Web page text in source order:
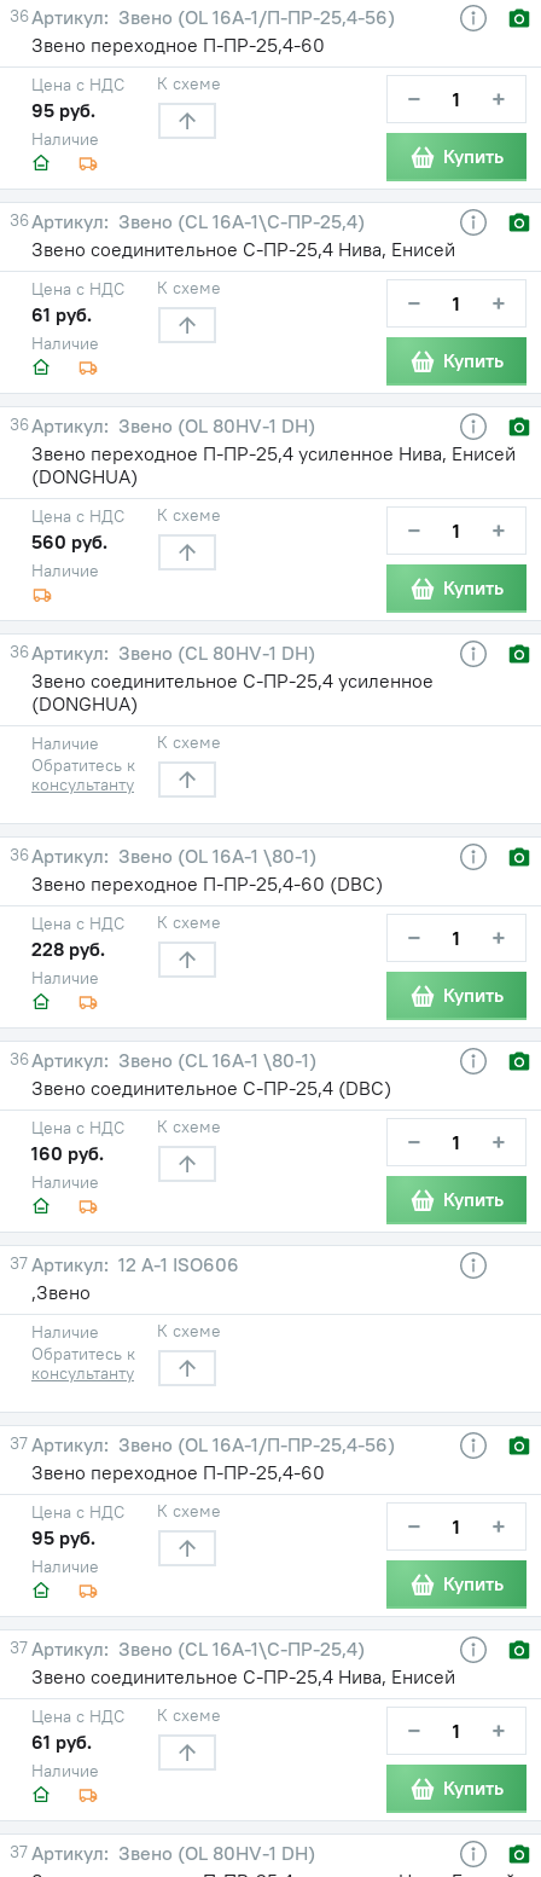
36
Звено (OL 16A-1/П-ПР-25,4-56)
Звено переходное П-ПР-25,4-60
Наличие
Цена с НДС
95 руб.
К схеме − +
Купить
36
Звено (CL 16A-1\С-ПР-25,4)
Звено соединительное С-ПР-25,4 Нива, Енисей
Наличие
Цена с НДС
61 руб.
К схеме − +
Купить
36
Звено (OL 80HV-1 DH)
Звено переходное П-ПР-25,4 усиленное Нива, Енисей
(DONGHUA)
Наличие
Цена с НДС
560 руб.
К схеме − +
Купить
36
Звено (CL 80HV-1 DH)
Звено соединительное С-ПР-25,4 усиленное
(DONGHUA)
Наличие
Обратитесь к
консультанту
К схеме
36
Звено (OL 16А-1 \80-1)
Звено переходное П-ПР-25,4-60 (DBC)
Наличие
Цена с НДС
228 руб.
К схеме − +
Купить
36
Звено (CL 16A-1 \80-1)
Звено соединительное С-ПР-25,4 (DBC)
Наличие
Цена с НДС
160 руб.
К схеме − +
Купить
37
12 A-1 ISO606
,Звено
Наличие
Обратитесь к
консультанту
К схеме
37
Звено (OL 16A-1/П-ПР-25,4-56)
Звено переходное П-ПР-25,4-60
Наличие
Цена с НДС
95 руб.
К схеме − +
Купить
37
Звено (CL 16A-1\С-ПР-25,4)
Звено соединительное С-ПР-25,4 Нива, Енисей
Наличие
Цена с НДС
61 руб.
К схеме − +
Купить
37
Звено (OL 80HV-1 DH)